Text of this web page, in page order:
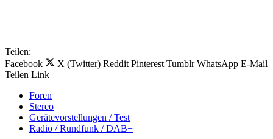
Teilen:
Facebook
X (Twitter) Reddit Pinterest Tumblr WhatsApp E-Mail
Teilen Link
Foren
Stereo
Gerätevorstellungen / Test
Radio / Rundfunk / DAB+